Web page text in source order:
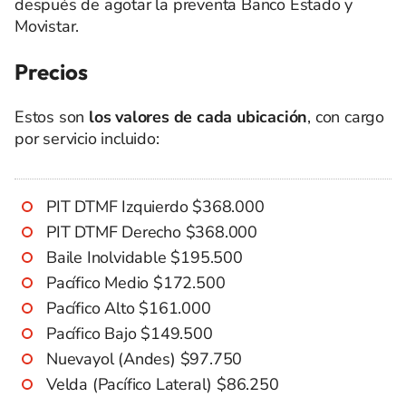
Movistar.
Precios
Estos son los valores de cada ubicación, con cargo
por servicio incluido:
PIT DTMF Izquierdo $368.000
PIT DTMF Derecho $368.000
Baile Inolvidable $195.500
Pacífico Medio $172.500
Pacífico Alto $161.000
Pacífico Bajo $149.500
Nuevayol (Andes) $97.750
Velda (Pacífico Lateral) $86.250